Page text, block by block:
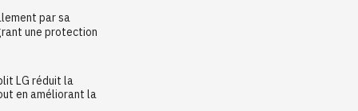
par sa
une protection
LG réduit la
en améliorant la